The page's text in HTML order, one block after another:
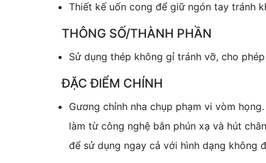
Thiết kế uốn cong để giữ ngón tay tránh
THÔNG SỐ/THÀNH PHẦN
Sử dụng thép không gỉ tránh vỡ, cho
ĐẶC ĐIỂM CHÍNH
Gương chỉnh nha chụp phạm vi vòm
làm từ công nghệ bắn phún xạ và hút
để sử dụng ngay cả với hình dạng không